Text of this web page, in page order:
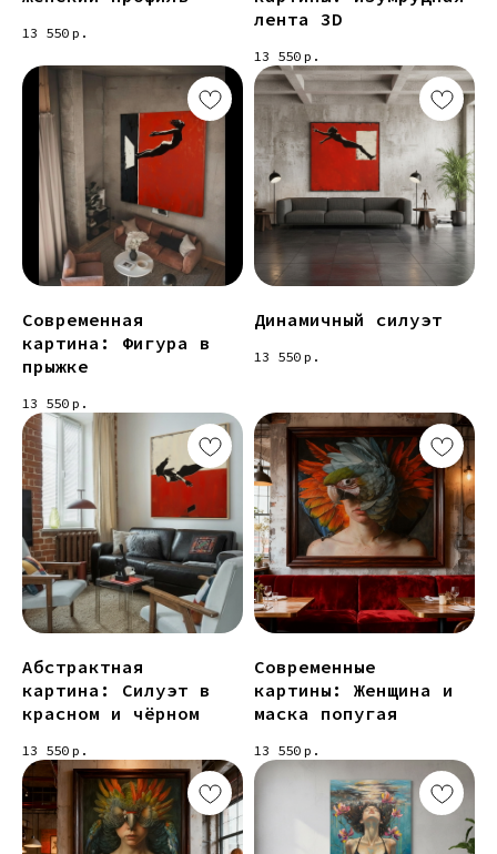
13 550 р.
лента 3D
13 550 р.
Современная
картина: Фигура в
прыжке
13 550 р.
Динамичный силуэт
13 550 р.
Абстрактная
картина: Силуэт в
красном и чёрном
13 550 р.
Современные
картины: Женщина и
маска попугая
13 550 р.